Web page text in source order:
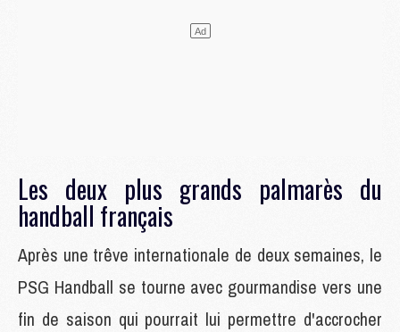
Les deux plus grands palmarès du
handball français
Après une trêve internationale de deux semaines, le
PSG Handball se tourne avec gourmandise vers une
fin de saison qui pourrait lui permettre d'accrocher